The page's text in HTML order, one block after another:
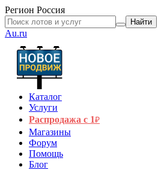
Регион Россия
Найти
Au.ru
Каталог
Услуги
Распродажа с 1₽
Магазины
Форум
Помощь
Блог